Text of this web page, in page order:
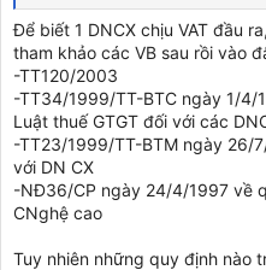
Để biết 1 DNCX chịu VAT đầu
tham khảo các VB sau rồi vào
-TT120/2003
-TT34/1999/TT-BTC ngày 1/4/
Luật thuế GTGT đối với các
-TT23/1999/TT-BTM ngày 26/
với DN CX
-NĐ36/CP ngày 24/4/1997 về
CNghệ cao
Tuy nhiên những quy định nào